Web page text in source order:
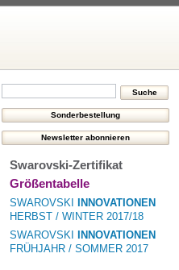
Swarovski-Zertifikat
Größentabelle
SWAROVSKI
INNOVATIONEN
HERBST / WINTER 2017/18
SWAROVSKI
INNOVATIONEN
FRÜHJAHR / SOMMER 2017